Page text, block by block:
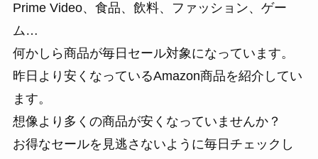
Prime Video、食品、飲料、ファッション、ゲー
ム…
何かしら商品が毎日セール対象になっています。
昨日より安くなっているAmazon商品を紹介してい
ます。
想像より多くの商品が安くなっていませんか？
お得なセールを見逃さないように毎日チェックし